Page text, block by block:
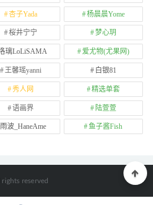
杏子Yada 杨晨晨Yome
桜井宁宁 梦心玥
璃LoLiSAMA 爱尤物(尤果网)
王馨瑶yanni 白银81
秀人网 精选单套
语画界 陆萱萱
雨波_HaneAme 鱼子酱Fish
rights reserved